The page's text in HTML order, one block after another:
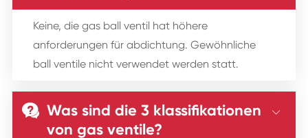
Keine, die gas ball ventil hat höhere
anforderungen für abdichtung. Gewöhnliche
ball ventile nicht verwendet werden statt.
 Was sind die 3 klassifikationen
von gas ventile?
